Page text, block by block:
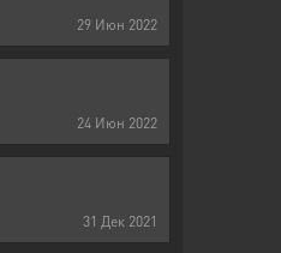
29 Июн 2022
24 Июн 2022
31 Дек 2021